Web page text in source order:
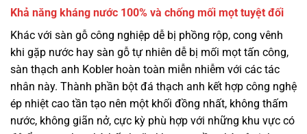
Khả năng kháng nước 100% và chống mối mọt tuyệt đối
Khác với sàn gỗ công nghiệp dễ bị phồng rộp, cong vênh
khi gặp nước hay sàn gỗ tự nhiên dễ bị mối mọt tấn công,
sàn thạch anh Kobler hoàn toàn miễn nhiễm với các tác
nhân này. Thành phần bột đá thạch anh kết hợp công nghệ
ép nhiệt cao tần tạo nên một khối đồng nhất, không thấm
nước, không giãn nở, cực kỳ phù hợp với những khu vực có